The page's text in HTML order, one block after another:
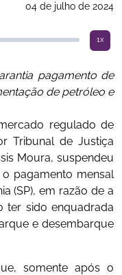
04 de julho de 2024
1x
pagamento de
de petróleo e
regulado de
Tribunal de Justiça
Moura, suspendeu
pagamento mensal
(SP), em razão de a
ter sido enquadrada
e desembarque
somente após o